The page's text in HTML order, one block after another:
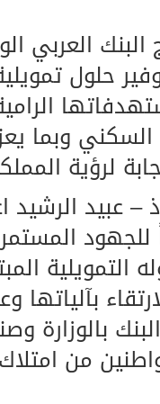
البنك
حلول
السكني وبما
لرؤية المملكة
– عبيد الرشيد
للجهود
التمويلية
بالوزارة
من